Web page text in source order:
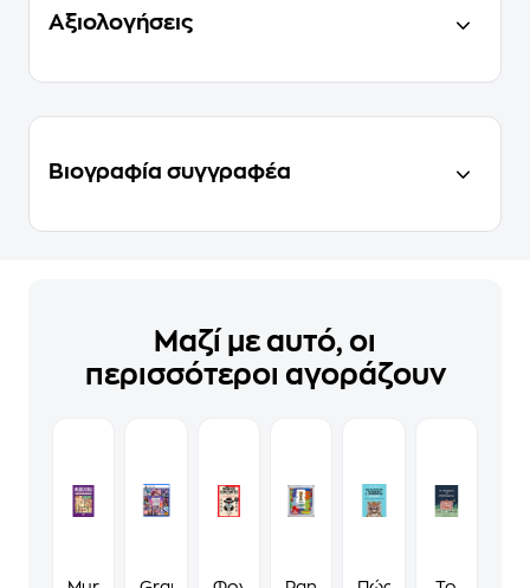
Αξιολογήσεις
Βιογραφία συγγραφέα
Μαζί με αυτό, οι
περισσότεροι αγοράζουν